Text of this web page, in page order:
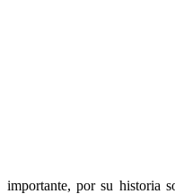
importante, por su historia